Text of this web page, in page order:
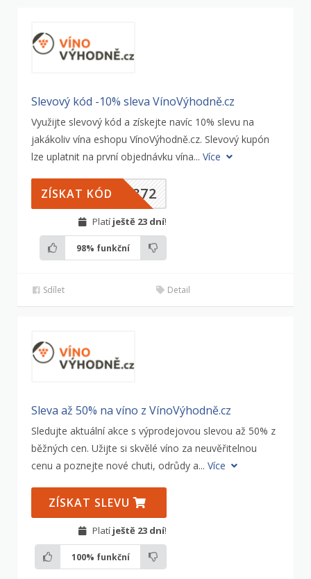
Slevový kód -10% sleva VínoVýhodně.cz
Využijte slevový kód a získejte navíc 10% slevu na
jakákoliv vína eshopu VínoVýhodně.cz. Slevový kupón
lze uplatnit na první objednávku vína... Více
6872
ZÍSKAT KÓD
Platí ještě 23 dní!
98% funkční
Sdílet Detail
Sleva až 50% na víno z VínoVýhodně.cz
Sledujte aktuální akce s výprodejovou slevou až 50% z
běžných cen. Užijte si skvělé víno za neuvěřitelnou
cenu a poznejte nové chuti, odrůdy a... Více
ZÍSKAT SLEVU
Platí ještě 23 dní!
100% funkční